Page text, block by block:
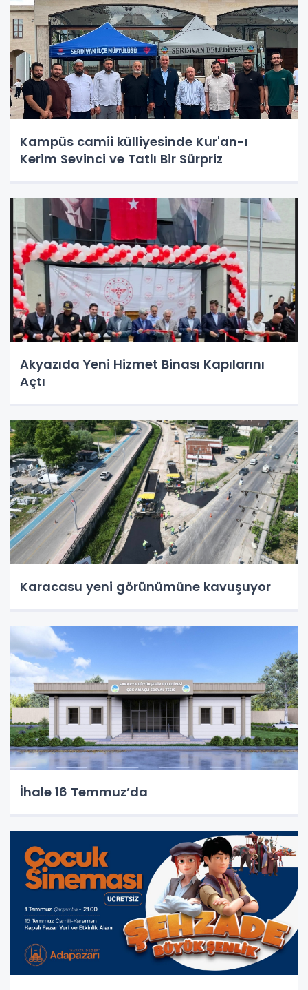
Kampüs camii külliyesinde Kur'an-ı
Kerim Sevinci ve Tatlı Bir Sürpriz
Akyazıda Yeni Hizmet Binası Kapılarını
Açtı
Karacasu yeni görünümüne kavuşuyor
İhale 16 Temmuz’da